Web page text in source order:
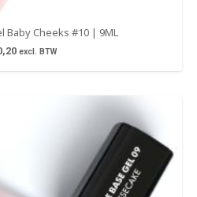
Baby Cheeks #10 | 9ML
excl. BTW